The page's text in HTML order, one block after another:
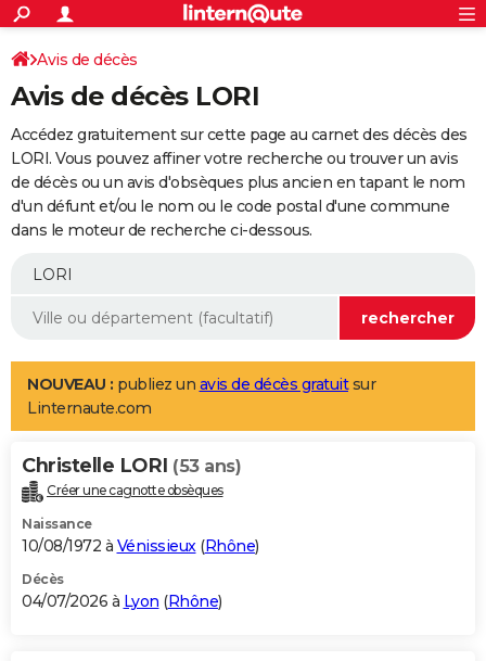
ACTUALITÉS
Politique
Société
Faits Divers
Education
Monde
Villes
+
SPORT
Coupe du monde 2026
Football
Tennis
Cyclisme
Rugby
Forum
Programme TV
TNTStreaming
Cinéma
Sorties cinéma
Musique
+
FINANCE
Retraite
Impôts
Epargne
Immobilier
Risques naturels par ville
Banque
Assurance
Crédit
AUTO
Essais
Réserver un essai
Citadines
Berlines
SUV
Forum auto
+
Mobiles
Meilleur smartphone
Internet
Ordinateurs
Jeux vidéo
Guide high-tech
Aménagement intérieur
LIFESTYLE
Art de vivre
Bien-être
Loisirs
Mode
Modes de vie
Alimentation
Guide de la santé
Maladies
Médicaments
Sommeil
VOYAGE
Destinations
City break
Voyage nature
Voyage de noces
Forum
Climat
+PHOTO
GUIDES D'ACHAT
BONS PLANS
Avis de décès
Avis de décès LORI
Accédez gratuitement sur cette page au carnet des décès des
LORI. Vous pouvez affiner votre recherche ou trouver un avis
de décès ou un avis d'obsèques plus ancien en tapant le nom
d'un défunt et/ou le nom ou le code postal d'une commune
dans le moteur de recherche ci-dessous.
NOUVEAU : publiez un avis de décès gratuitsur
Linternaute.com
Christelle LORI (53 ans)
Créer une cagnotte obsèques
Naissance
10/08/1972 à Vénissieux(Rhône)
Décès
04/07/2026 à Lyon (Rhône)